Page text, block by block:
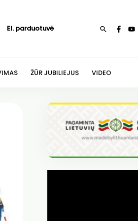
El. parduotuvė Paieška
ŽŪR JUBILIEJUS VIDEO